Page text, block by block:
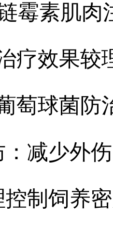
霉素肌肉
疗效果较
萄球菌防
：减少外
制饲养